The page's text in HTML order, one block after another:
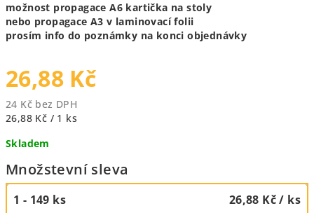
možnost propagace A6 kartička na stoly
nebo propagace A3 v laminovací folii
prosím info do poznámky na konci objednávky
26,88 Kč
24 Kč bez DPH
Měrná
26,88 Kč / 1 ks
Skladem
Množstevní sleva
1 - 149 ks 26,88 Kč/ ks